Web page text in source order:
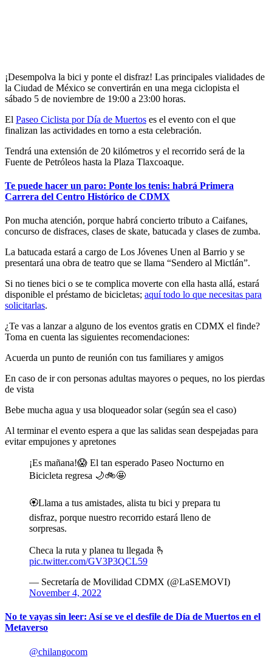
¡Desempolva la bici y ponte el disfraz! Las principales vialidades de
la Ciudad de México se convertirán en una mega ciclopista el
sábado 5 de noviembre de 19:00 a 23:00 horas.
El Paseo Ciclista por Día de Muertos es el evento con el que
finalizan las actividades en torno a esta celebración.
Tendrá una extensión de 20 kilómetros y el recorrido será de la
Fuente de Petróleos hasta la Plaza Tlaxcoaque.
Te puede hacer un paro: Ponte los tenis: habrá Primera
Carrera del Centro Histórico de CDMX
Pon mucha atención, porque habrá concierto tributo a Caifanes,
concurso de disfraces, clases de skate, batucada y clases de zumba.
La batucada estará a cargo de Los Jóvenes Unen al Barrio y se
presentará una obra de teatro que se llama “Sendero al Mictlán”.
Si no tienes bici o se te complica moverte con ella hasta allá, estará
disponible el préstamo de bicicletas; aquí todo lo que necesitas para
solicitarlas.
¿Te vas a lanzar a alguno de los eventos gratis en CDMX el finde?
Toma en cuenta las siguientes recomendaciones:
Acuerda un punto de reunión con tus familiares y amigos
En caso de ir con personas adultas mayores o peques, no los pierdas
de vista
Bebe mucha agua y usa bloqueador solar (según sea el caso)
Al terminar el evento espera a que las salidas sean despejadas para
evitar empujones y apretones
¡Es mañana!😱 El tan esperado Paseo Nocturno en
Bicicleta regresa 🌙🚲🤩
🏵️Llama a tus amistades, alista tu bici y prepara tu
disfraz, porque nuestro recorrido estará lleno de
sorpresas.
Checa la ruta y planea tu llegada 🫰
pic.twitter.com/GV3P3QCL59
— Secretaría de Movilidad CDMX (@LaSEMOVI)
November 4, 2022
No te vayas sin leer: Así se ve el desfile de Día de Muertos en el
Metaverso
@chilangocom